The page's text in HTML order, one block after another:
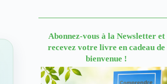
Abonnez-vous à la Newsletteret
recevez votre livre en cadeau de
bienvenue !